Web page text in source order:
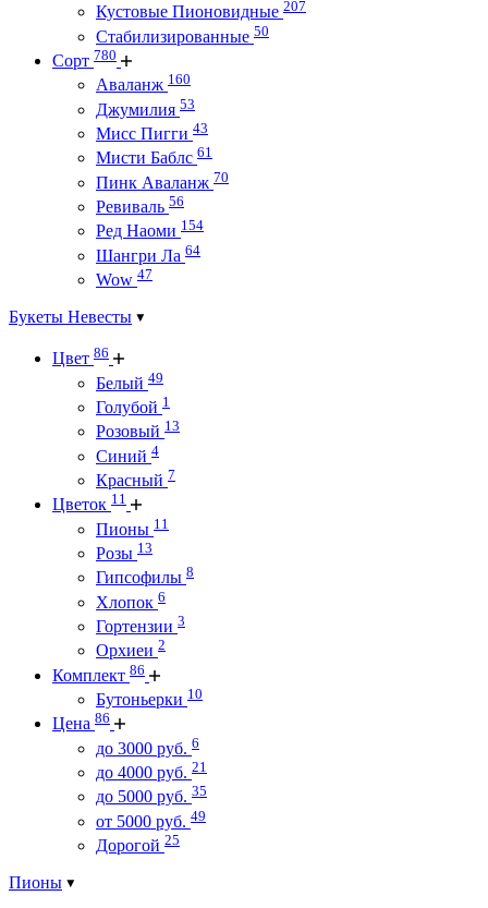
Кустовые Пионовидные 207
Стабилизированные 50
Сорт 780
Аваланж 160
Джумилия 53
Мисс Пигги 43
Мисти Баблс 61
Пинк Аваланж 70
Ревиваль 56
Ред Наоми 154
Шангри Ла 64
Wow 47
Букеты Невесты
Цвет 86
Белый 49
Голубой 1
Розовый 13
Синий 4
Красный 7
Цветок 11
Пионы 11
Розы 13
Гипсофилы 8
Хлопок 6
Гортензии 3
Орхиеи 2
Комплект 86
Бутоньерки 10
Цена 86
до 3000 руб. 6
до 4000 руб. 21
до 5000 руб. 35
от 5000 руб. 49
Дорогой 25
Пионы